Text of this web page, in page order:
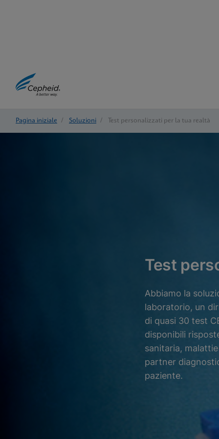
Pagina iniziale / Soluzioni / Test personalizzati per la tua realtà
Test
Abbiamo la
laboratorio, un
di quasi 30 test
disponibili
sanitaria,
partner
paziente.